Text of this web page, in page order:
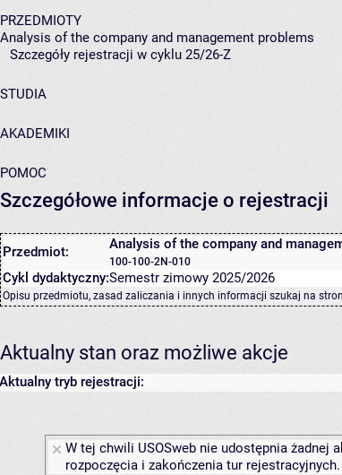
PRZEDMIOTY
Analysis of the company and management problems
Szczegóły rejestracji w cyklu 25/26-Z
STUDIA
AKADEMIKI
POMOC
Szczegółowe informacje o rejestracji
Przedmiot: Analysis of the company and
100-100-2N-010
Cykl dydaktyczny:Semestr zimowy 2025/2026
Opisu przedmiotu, zasad zaliczania i innych informacji szukaj na
Aktualny stan oraz możliwe akcje
Aktualny tryb rejestracji:
W tej chwili USOSweb nie udostępnia żadnej
rozpoczęcia i zakończenia tur rejestracyjnych.